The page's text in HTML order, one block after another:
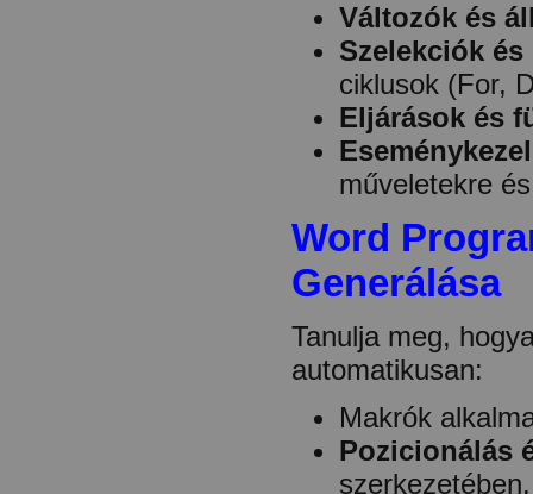
Változók és
Szelekciók
ciklusok (For,
Eljárások és
műveletekre
Word
Generálása
Tanulja meg,
automatikusan:
Makrók
Pozicionálás
szerkezetében.